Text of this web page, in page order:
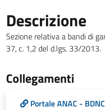
Descrizione
Sezione relativa a bandi di
37, c. 1,2 del d.lgs. 33/2013.
Collegamenti
Portale ANAC -